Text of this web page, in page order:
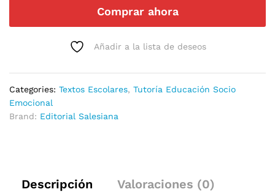
Comprar ahora
Añadir a la lista de deseos
Categories: Textos Escolares, Tutoría Educación Socio
Emocional
Brand: Editorial Salesiana
Descripción Valoraciones (0)